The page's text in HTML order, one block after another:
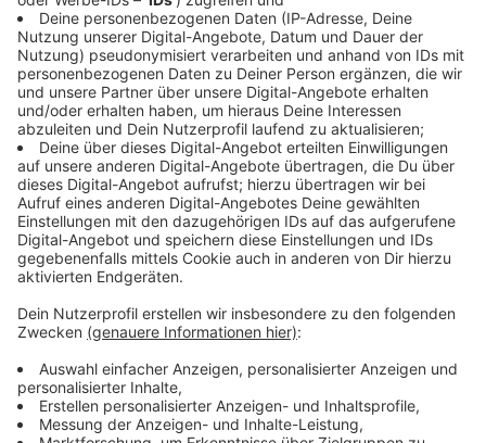
langjährige AD-Karnevalsexperte hat intern bereits ein
neues Führungsteam des CC präsentiert. Das hat
offenbar einige Menschen überrascht, die aktuell noch
auf diesen Posten sitzen. Außerdem strebt Hörning
eine Satzungsänderung an: Sie würde es ihm bei einer
Wahl zum CC-Präsidenten erlauben, gleichzeitig
Präsident der Prinzengarde Blau-Weiß zu bleiben. Der
Wirbel ist auch OB Stephan Keller nicht verborgen
geblieben: Er hat einen Brief an die Karnevalisten
geschrieben, in dem er anmahnt, dass die Neuwahlen
"im Rahmen demokratischer Spielregeln" erfolgen.
Anzeige
Weitere Infos und Links zum Thema:
Anzeige